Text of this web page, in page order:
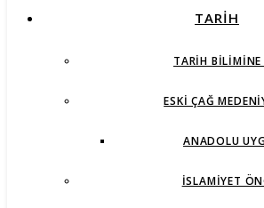
TARİH
TARIH BILIMINE
ESKI ÇAĞ
ANADOLU
İSLAMIYET